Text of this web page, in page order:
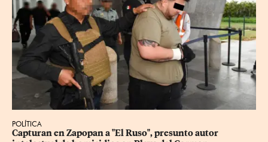
POLÍTICA
Capturan en Zapopan a "El Ruso", presunto autor